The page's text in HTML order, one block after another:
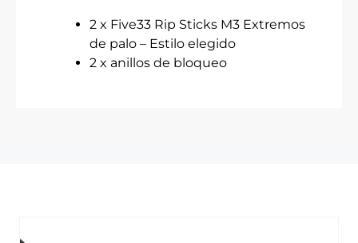
2 x Five33 Rip Sticks M3 Extremos
de palo – Estilo elegido
2 x anillos de bloqueo